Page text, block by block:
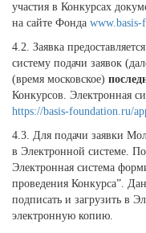
участия в Конкурсах
на сайте Фонда www.basis-
4.2. Заявка
систему подачи заявок
(время московское)
Конкурсов. Электронная
https://basis-foundation.ru/
4.3. Для подачи заявки
в Электронной системе.
Электронная система
проведения Конкурса”.
подписать и загрузить в
электронную копию.